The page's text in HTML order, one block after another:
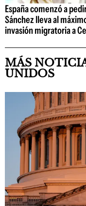
España comenzó a
Sánchez lleva al
invasión migratoria a
MÁS
UNIDOS